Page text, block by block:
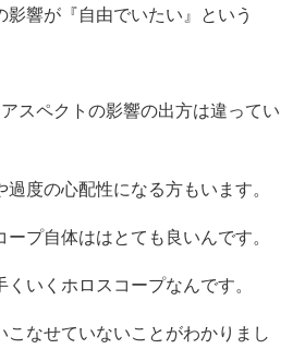
影響が『自由でいたい』という
スペクトの影響の出方は違ってい
度の心配性になる方もいます。
プ自体ははとても良いんです。
いくホロスコープなんです。
こなせていないことがわかりまし